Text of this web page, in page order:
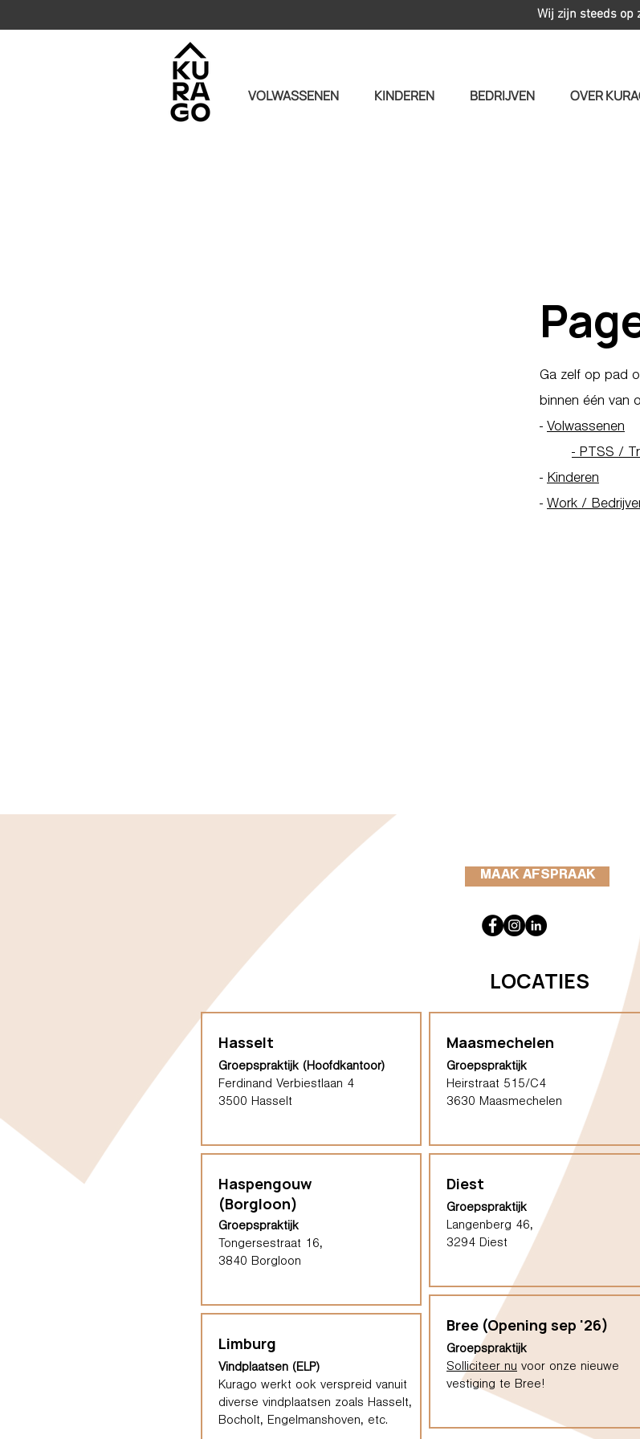
Wij zijn steeds op
VOLWASSENEN KINDEREN BEDRIJVEN OVER
Ga zelf op pad
binnen één van
- Volwassenen
- PTSS /
- Kinderen
- Work /
MAAK AFSPRAAK
LOCATIES
Hasselt
Groepspraktijk (Hoofdkantoor)
Ferdinand Verbiestlaan 4
3500 Hasselt
Haspengouw
(Borgloon)
Groepspraktijk
Tongersestraat 16,
3840 Borgloon
Limburg
Vindplaatsen (ELP)
Kurago werkt ook verspreid vanuit
diverse vindplaatsen zoals Hasselt,
Bocholt, Engelmanshoven, etc.
Maasmechelen
Groepspraktijk
Heirstraat 515/C4
3630 Maasmechelen
Diest
Groepspraktijk
Langenberg 46,
3294 Diest
Bree (Opening sep '26)
Groepspraktijk
Solliciteer nu voor onze nieuwe
vestiging te Bree!